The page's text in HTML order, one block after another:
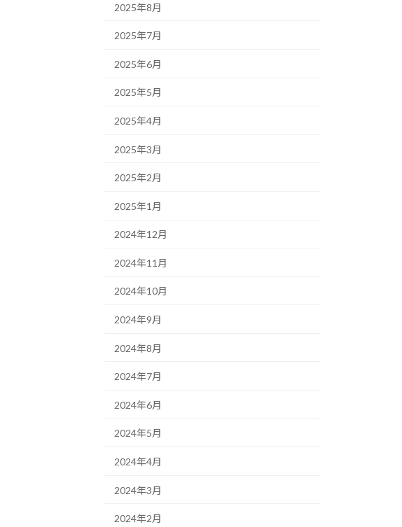
2025年8月
2025年7月
2025年6月
2025年5月
2025年4月
2025年3月
2025年2月
2025年1月
2024年12月
2024年11月
2024年10月
2024年9月
2024年8月
2024年7月
2024年6月
2024年5月
2024年4月
2024年3月
2024年2月